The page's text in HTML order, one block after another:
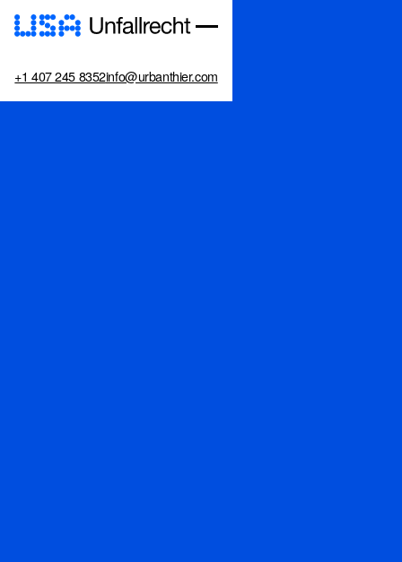
+1 407 245 8352info@urbanthier.com